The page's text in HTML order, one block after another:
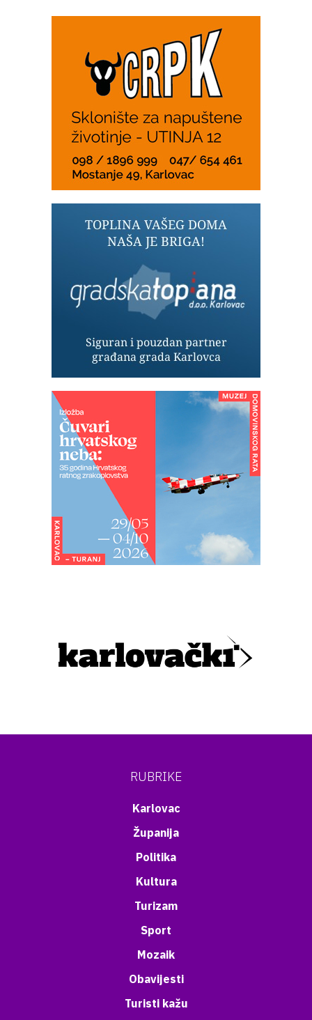
RUBRIKE
Karlovac
Županija
Politika
Kultura
Turizam
Sport
Mozaik
Obavijesti
Turisti kažu